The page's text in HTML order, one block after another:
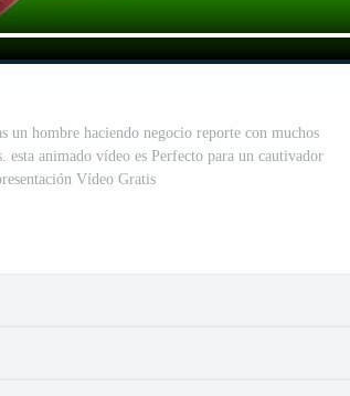
un hombre haciendo negocio reporte con muchos
esta animado vídeo es Perfecto para un cautivador
Vídeo Gratis